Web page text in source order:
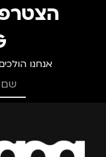
אנחנו